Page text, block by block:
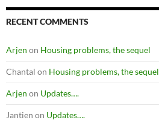
RECENT COMMENTS
Arjen on Housing problems, the sequel
Chantal on Housing problems, the sequel
Arjen on Updates….
Jantien on Updates….